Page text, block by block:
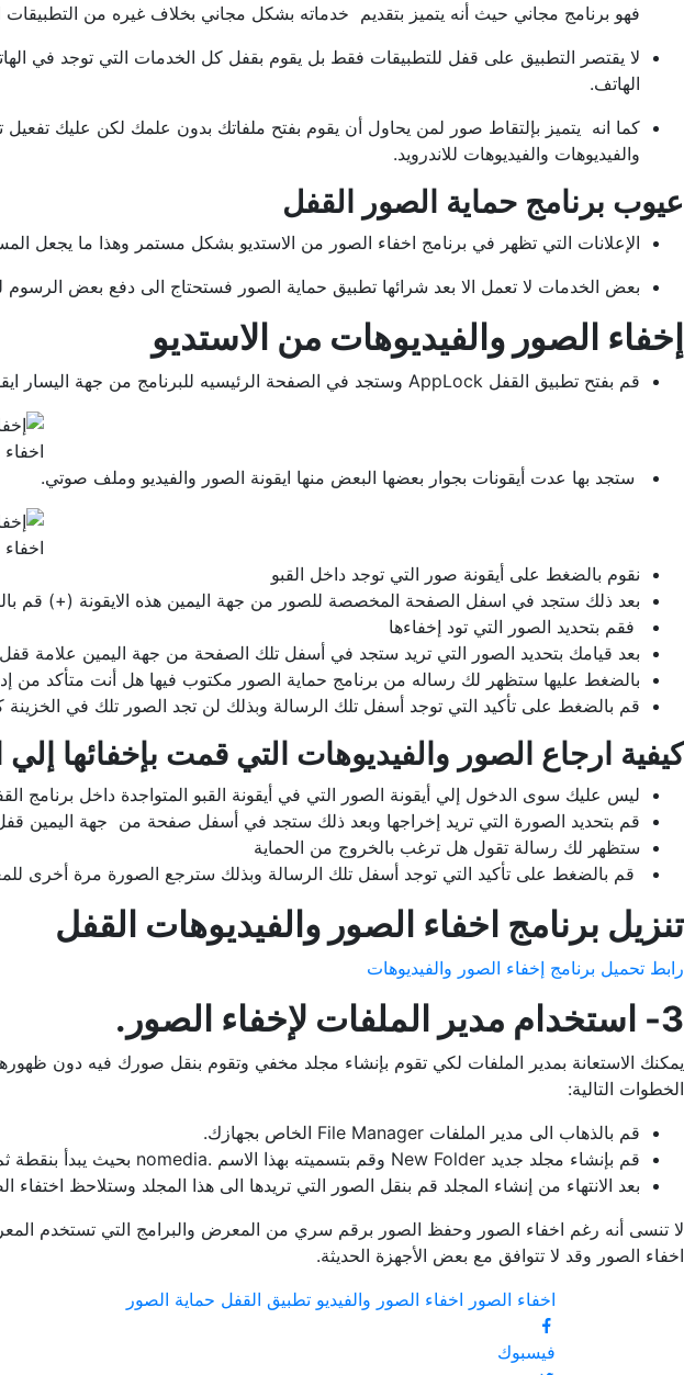
فهو برنامج مجاني حيث أنه يتميز بتقديم خدماته بشكل مجاني بخلاف غيره من
لا يقتصر التطبيق على قفل للتطبيقات فقط بل يقوم بقفل كل الخدمات التي توجد في
الهاتف.
كما انه يتميز بإلتقاط صور لمن يحاول أن يقوم بفتح ملفاتك بدون علمك لكن عليك
والفيديوهات والفيديوهات للاندرويد.
عيوب برنامج حماية الصور القفل
الإعلانات التي تظهر في برنامج اخفاء الصور من الاستديو بشكل مستمر وهذا ما يجعل
بعض الخدمات لا تعمل الا بعد شرائها تطبيق حماية الصور فستحتاج الى دفع بعض الرسوم
إخفاء الصور والفيديوهات من الاستديو
قم بفتح تطبيق القفل AppLock وستجد في الصفحة الرئيسيه للبرنامج من جهة اليسار ايقونة تسمي قبو قم بالضغط عليها
اخفاء
ستجد بها عدت أيقونات بجوار بعضها البعض منها ايقونة الصور والفيديو وملف صوتي.
اخفاء
نقوم بالضغط على أيقونة صور التي توجد داخل القبو
بعد ذلك ستجد في اسفل الصفحة المخصصة للصور من جهة اليمين هذه الايقونة (+) قم
فقم بتحديد الصور التي تود إخفاءها
بعد قيامك بتحديد الصور التي تريد ستجد في أسفل تلك الصفحة من جهة اليمين علامة
بالضغط عليها ستظهر لك رساله من برنامج حماية الصور مكتوب فيها هل أنت متأكد من
قم بالضغط على تأكيد التي توجد أسفل تلك الرسالة وبذلك لن تجد الصور تلك في الخزينة
كيفية ارجاع الصور والفيديوهات التي قمت بإخفائها
ليس عليك سوى الدخول إلي أيقونة الصور التي في أيقونة القبو المتواجدة داخل برنامج
قم بتحديد الصورة التي تريد إخراجها وبعد ذلك ستجد في أسفل صفحة من جهة اليمين
ستظهر لك رسالة تقول هل ترغب بالخروج من الحماية
قم بالضغط على تأكيد التي توجد أسفل تلك الرسالة وبذلك سترجع الصورة مرة أخرى
تنزيل برنامج اخفاء الصور والفيديوهات القفل
رابط تحميل برنامج إخفاء الصور والفيديوهات
3- استخدام مدير الملفات لإخفاء الصور.
يمكنك الاستعانة بمدير الملفات لكي تقوم بإنشاء مجلد مخفي وتقوم بنقل صورك فيه دون
الخطوات التالية:
قم بالذهاب الى مدير الملفات File Manager الخاص بجهازك.
قم بإنشاء مجلد جديد New Folder وقم بتسميته بهذا الاسم .nomedia بحيث يبدأ بنقطة ثم كلمة nomedia
بعد الانتهاء من إنشاء المجلد قم بنقل الصور التي تريدها الى هذا المجلد وستلاحظ
لا تنسى أنه رغم اخفاء الصور وحفظ الصور برقم سري من المعرض والبرامج التي تستخدم
اخفاء الصور وقد لا تتوافق مع بعض الأجهزة الحديثة.
اخفاء الصور اخفاء الصور والفيديو تطبيق القفل حماية الصور
فيسبوك